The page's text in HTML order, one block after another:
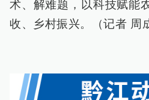
术、解难题，以科技赋能
收、乡村振兴。（记者 周